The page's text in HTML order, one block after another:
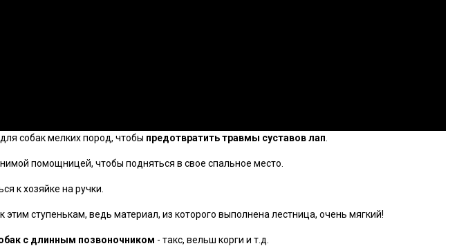
собак мелких пород, чтобы предотвратить травмы суставов лап
помощницей, чтобы подняться в свое спальное место.
к хозяйке на ручки.
ступенькам, ведь материал, из которого выполнена лестница, очень мягкий!
с длинным позвоночником - такс, вельш корги и т.д.